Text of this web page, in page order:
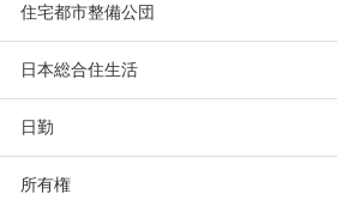
住宅都市整備公団
日本総合住生活
日勤
所有権